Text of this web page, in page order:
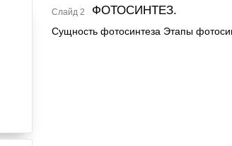
Слайд 2 ФОТОСИНТЕЗ.
Сущность фотосинтеза Этапы